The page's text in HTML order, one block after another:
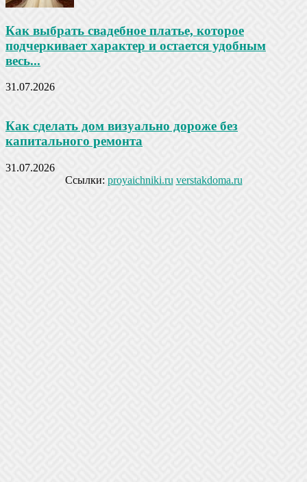
Как выбрать свадебное платье, которое
подчеркивает характер и остается удобным
весь...
31.07.2026
Как сделать дом визуально дороже без
капитального ремонта
31.07.2026
Ссылки: proyaichniki.ru verstakdoma.ru